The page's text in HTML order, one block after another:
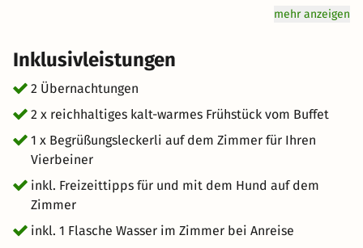
ruhiges und warmes Plätzchen zum Kräfte tanken gibt es
Herrchen finden wir sicherlich ein gemütliches Bett zum
Schlafen. An den Tagen werden Sie mit einem tollem
Frühstück verwöhnt (der Hund darf nicht mit in den
Frühstücksraum).
mehr anzeigen
Inklusivleistungen
2 Übernachtungen
2 x reichhaltiges kalt-warmes Frühstück vom Buffet
1 x Begrüßungsleckerli auf dem Zimmer für Ihren
Vierbeiner
inkl. Freizeittipps für und mit dem Hund auf dem
Zimmer
inkl. 1 Flasche Wasser im Zimmer bei Anreise